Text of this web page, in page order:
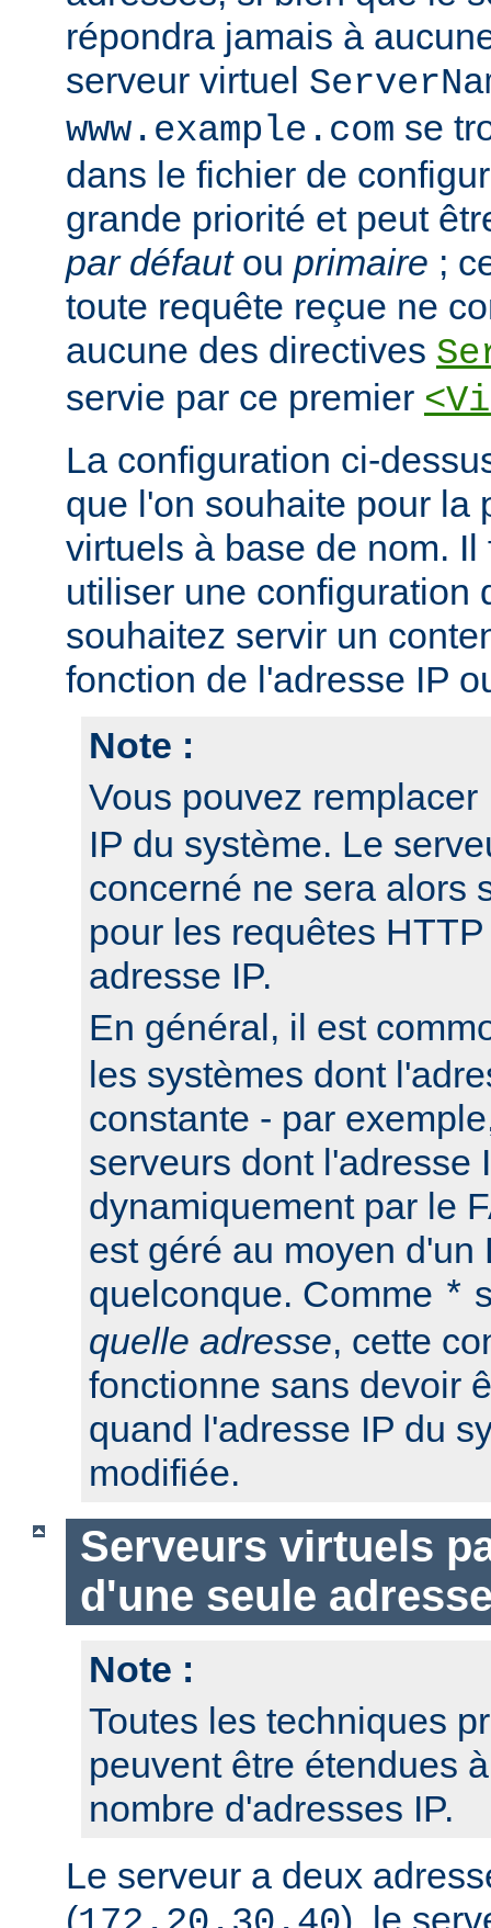
répondra jamais à
serveur virtuel
www.example.com se
dans le fichier de
grande priorité et peut
par défautou primaire ;
toute requête reçue ne
aucune des directives
servie par ce premier
La configuration ci-
que l'on souhaite pour la
virtuels à base de nom.
utiliser une configuration
souhaitez servir un
fonction de l'adresse IP
Note :
Vous pouvez remplacer
IP du système. Le
concerné ne sera alors
pour les requêtes
adresse IP.
En général, il est
les systèmes dont
constante - par
serveurs dont l'adresse
dynamiquement par le
est géré au moyen d'un
quelconque. Comme *
quelle adresse, cette
fonctionne sans devoir
quand l'adresse IP du
modifiée.
Serveurs virtuels
d'une seule
Note :
Toutes les techniques
peuvent être étendues
nombre d'adresses IP.
Le serveur a deux
(
), le